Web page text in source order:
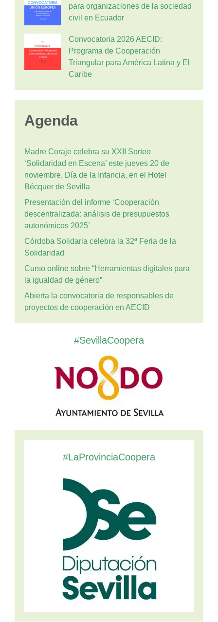
para organizaciones de la sociedad
civil en Ecuador
Convocatoria 2026 AECID:
Programa de Cooperación
Triangular para América Latina y El
Caribe
Agenda
Madre Coraje celebra su XXII Sorteo
‘Solidaridad en Escena’ este jueves 20 de
noviembre, Día de la Infancia, en el Hotel
Bécquer de Sevilla
Presentación del informe ‘Cooperación
descentralizada: análisis de presupuestos
autonómicos 2025’
Córdoba Solidaria celebra la 32ª Feria de la
Solidaridad
Curso online sobre “Herramientas digitales para
la igualdad de género”
Abierta la convocatoria de responsables de
proyectos de cooperación en AECID
#SevillaCoopera
#LaProvinciaCoopera